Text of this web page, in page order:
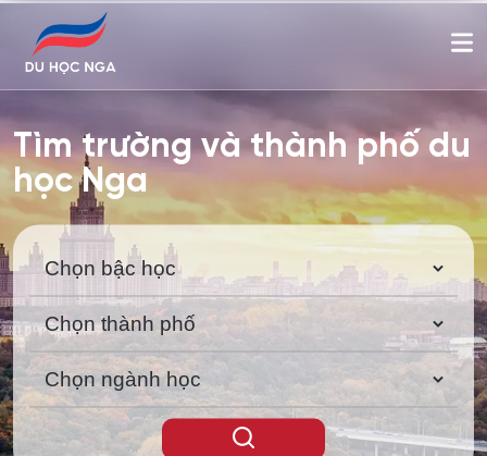
Tìm trường và thành phố du
học Nga